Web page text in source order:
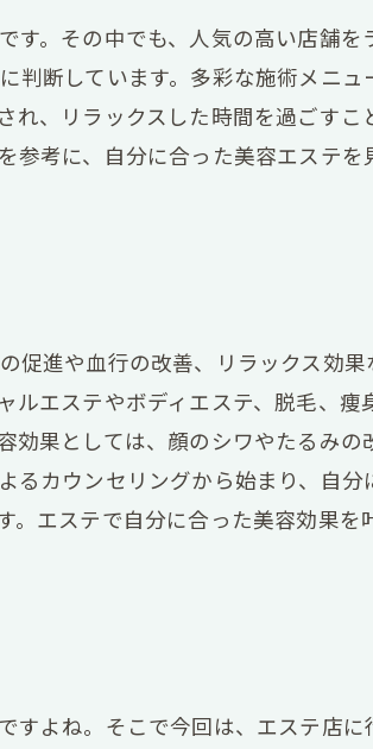
。その中でも、人気の高い店舗を
断しています。多彩な施術メニ
、リラックスした時間を過ごすこ
考に、自分に合った美容エステ
進や血行の改善、リラックス効
エステやボディエステ、脱毛、
果としては、顔のシワやたるみの
るカウンセリングから始まり、自
エステで自分に合った美容効果
よね。そこで今回は、エステ店